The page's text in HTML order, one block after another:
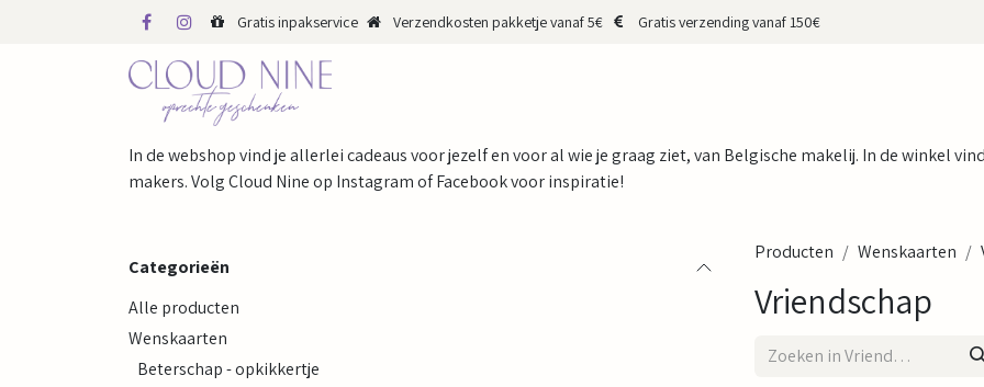
Overslaan naar inhoud Gratis inpakservice Verzendkosten pakketje vanaf 5€ Gratis verzending vanaf 150€
In de webshop vind je allerlei cadeaus voor jezelf en voor al wie je graag ziet, van Belgische makelij. In de winkel
makers. Volg Cloud Nine op Instagram of Facebook voor inspiratie!
Categorieën
Alle producten
Wenskaarten
Beterschap - opkikkertje
Producten Wenskaarten
Vriendschap